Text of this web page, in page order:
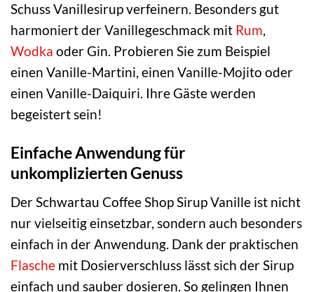
Schuss Vanillesirup verfeinern. Besonders gut
harmoniert der Vanillegeschmack mit Rum,
Wodka oder Gin. Probieren Sie zum Beispiel
einen Vanille-Martini, einen Vanille-Mojito oder
einen Vanille-Daiquiri. Ihre Gäste werden
begeistert sein!
Einfache Anwendung für
unkomplizierten Genuss
Der Schwartau Coffee Shop Sirup Vanille ist nicht
nur vielseitig einsetzbar, sondern auch besonders
einfach in der Anwendung. Dank der praktischen
Flasche mit Dosierverschluss lässt sich der Sirup
einfach und sauber dosieren. So gelingen Ihnen